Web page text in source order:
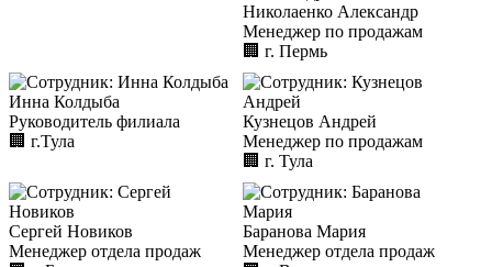
Николаенко Александр
Менеджер по продажам
🏢︎ г. Пермь
Инна Колдыба
Руководитель филиала
🏢︎ г.Тула
Кузнецов Андрей
Менеджер по продажам
🏢︎ г. Тула
Сергей Новиков
Менеджер отдела продаж
Баранова Мария
Менеджер отдела продаж